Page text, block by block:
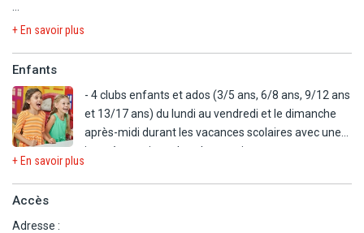
- Boulodrome.
- Mini-terrain de foot.
- Tir à l'arc.
A proximité :
- Plage de l'Ayguade à moins de 2 km.
- Randonnées.
En option payante
- Billard.
- Location de vélos.
- Jeux aquatiques sur le plan d'eau tout l'été.
En journée : réveil musculaire, gym, stretching et relaxation, jeux,
En soirée : animations à thèmes, spectacles (cabarets, revues,
+ En savoir plus
Enfants
- 4 clubs enfants et ados (3/5 ans, 6/8 ans, 9/12 ans
et 13/17 ans) du lundi au vendredi et le dimanche
après-midi durant les vacances scolaires avec une
journée continue dans la semaine.
- Aire de jeux.
+ En savoir plus
Accès
Adresse :